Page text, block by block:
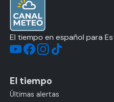
El tiempo en español para
El tiempo
Últimas alertas